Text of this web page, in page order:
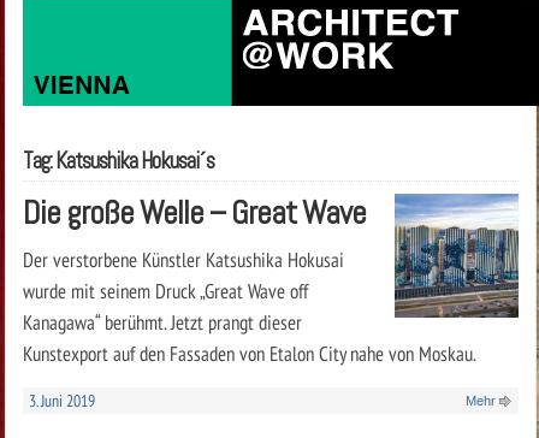
Tag: Katsushika Hokusai´s
Die große Welle – Great Wave
Der verstorbene Künstler Katsushika Hokusai
wurde mit seinem Druck „Great Wave off
Kanagawa“ berühmt. Jetzt prangt dieser
Kunstexport auf den Fassaden von Etalon City nahe von Moskau.
3. Juni 2019 Mehr